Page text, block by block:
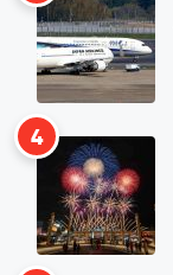
4